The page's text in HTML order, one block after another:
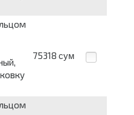
75318 сум